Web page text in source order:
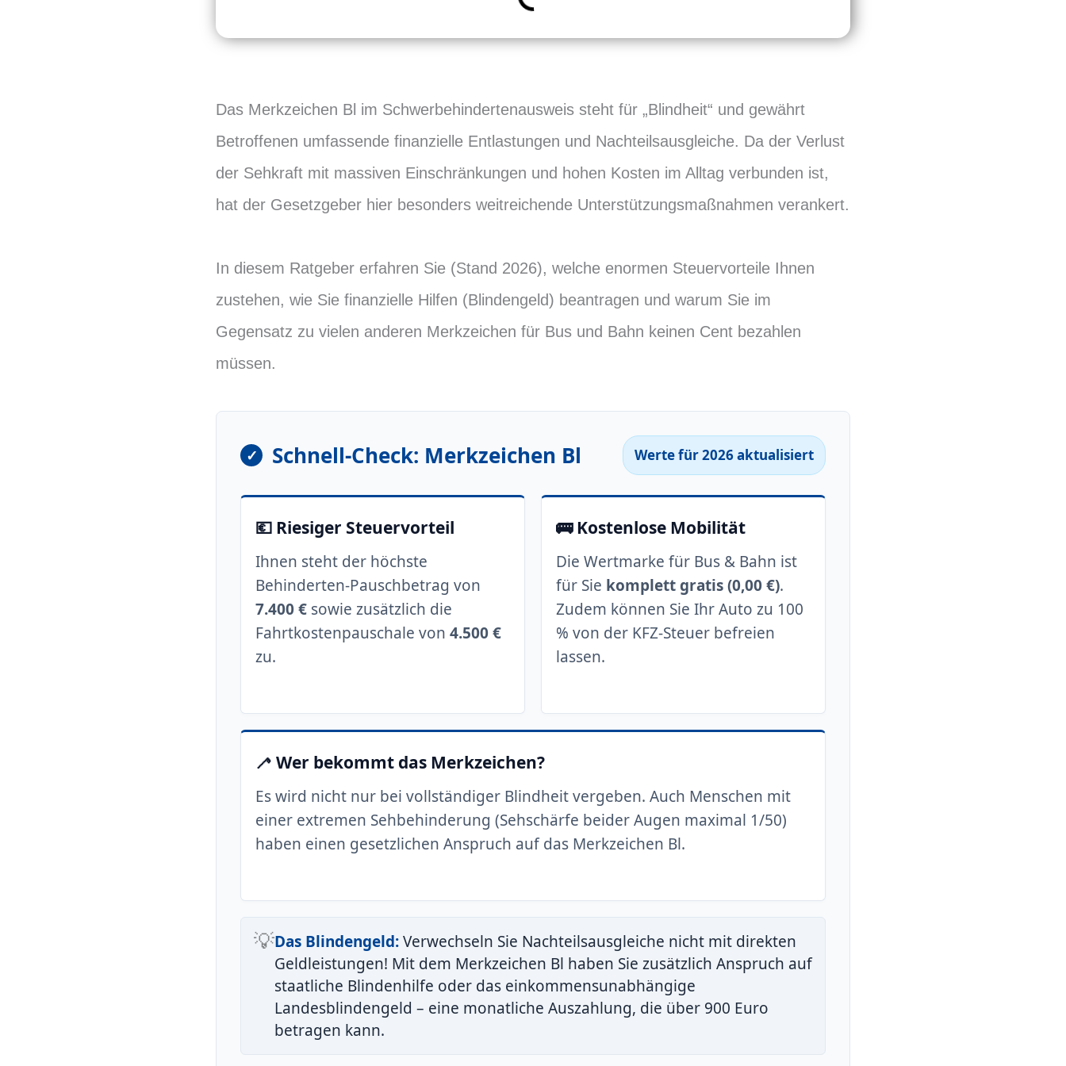
Das Merkzeichen Bl im Schwerbehindertenausweis steht für „Blindheit“ und gewährt
Betroffenen umfassende finanzielle Entlastungen und Nachteilsausgleiche. Da der Verlust
der Sehkraft mit massiven Einschränkungen und hohen Kosten im Alltag verbunden ist,
hat der Gesetzgeber hier besonders weitreichende Unterstützungsmaßnahmen verankert.
In diesem Ratgeber erfahren Sie (Stand 2026), welche enormen Steuervorteile Ihnen
zustehen, wie Sie finanzielle Hilfen (Blindengeld) beantragen und warum Sie im
Gegensatz zu vielen anderen Merkzeichen für Bus und Bahn keinen Cent bezahlen
müssen.
✓ Schnell-Check: Merkzeichen Bl Werte für 2026 aktualisiert
💶 Riesiger Steuervorteil
Ihnen steht der höchste
Behinderten-Pauschbetrag von
7.400 € sowie zusätzlich die
Fahrtkostenpauschale von 4.500 €
zu.
🚌 Kostenlose Mobilität
Die Wertmarke für Bus & Bahn ist
für Sie komplett gratis (0,00 €).
Zudem können Sie Ihr Auto zu 100
% von der KFZ-Steuer befreien
lassen.
🦯 Wer bekommt das Merkzeichen?
Es wird nicht nur bei vollständiger Blindheit vergeben. Auch Menschen mit
einer extremen Sehbehinderung (Sehschärfe beider Augen maximal 1/50)
haben einen gesetzlichen Anspruch auf das Merkzeichen Bl.
💡Das Blindengeld:Verwechseln Sie Nachteilsausgleiche nicht mit direkten
Geldleistungen! Mit dem Merkzeichen Bl haben Sie zusätzlich Anspruch auf
staatliche Blindenhilfe oder das einkommensunabhängige
Landesblindengeld – eine monatliche Auszahlung, die über 900 Euro
betragen kann.